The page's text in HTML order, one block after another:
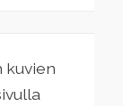
kuvien